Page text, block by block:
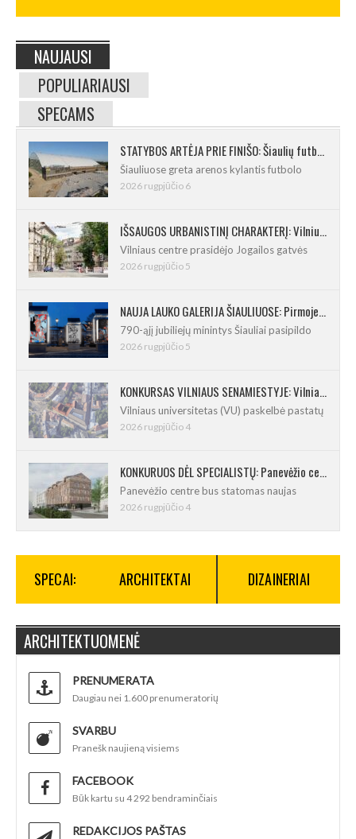
NAUJAUSI
POPULIARIAUSI
SPECAMS
STATYBOS ARTĖJA PRIE FINIŠO: Šiaulių futbolo ir regbio maniežas įgavo kontūrus
Šiauliuose greta arenos kylantis futbolo
2026 rugpjūčio 6
IŠSAUGOS URBANISTINĮ CHARAKTERĮ: Vilniuje pradėtas Jogailos gatvės remontas
Vilniaus centre prasidėjo Jogailos gatvės
2026 rugpjūčio 5
NAUJA LAUKO GALERIJA ŠIAULIUOSE: Pirmoje ekspozicijoje – Eduardo Juchnevičiaus kūryba
790-ąjį jubiliejų minintys Šiauliai pasipildo
2026 rugpjūčio 5
KONKURSAS VILNIAUS SENAMIESTYJE: Vilniaus universitetui reikia pedagogų rengimo centro
Vilniaus universitetas (VU) paskelbė pastatų
2026 rugpjūčio 4
KONKURUOS DĖL SPECIALISTŲ: Panevėžio centre iškils naujas 21 būsto namas
Panevėžio centre bus statomas naujas
2026 rugpjūčio 4
SPECAI: ARCHITEKTAI DIZAINERIAI
ARCHITEKTUOMENĖ
PRENUMERATA
Daugiau nei 1.600 prenumeratorių
SVARBU
Pranešk naujieną visiems
FACEBOOK
Būk kartu su 4 292 bendraminčiais
REDAKCIJOS PAŠTAS